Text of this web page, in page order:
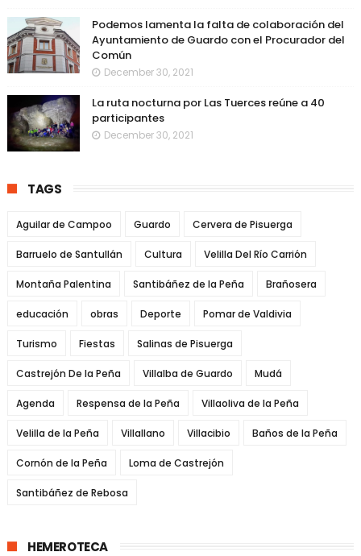
Podemos lamenta la falta de colaboración del
Ayuntamiento de Guardo con el Procurador del
Común
December 30, 2021
La ruta nocturna por Las Tuerces reúne a 40
participantes
December 30, 2021
TAGS
Aguilar de Campoo Guardo Cervera de Pisuerga
Barruelo de Santullán Cultura Velilla Del Río Carrión
Montaña Palentina Santibáñez de la Peña Brañosera
educación obras Deporte Pomar de Valdivia
Turismo Fiestas Salinas de Pisuerga
Castrejón De la Peña Villalba de Guardo Mudá
Agenda Respensa de la Peña Villaoliva de la Peña
Velilla de la Peña Villallano Villacibio Baños de la Peña
Cornón de la Peña Loma de Castrejón
Santibáñez de Rebosa
HEMEROTECA